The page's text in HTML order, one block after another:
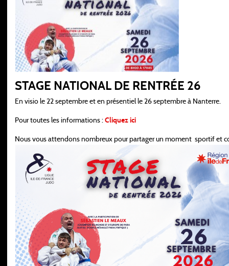
Horaires d'ouvertures :
Merci de nous contacter avant votre venue.
À ne pas manquer
Développement
Pôle espoir
Espace club
Pôle france
Paris 2024
Parajudo
Jujitsu
Grade
STAGE NATIONAL DE RENTRÉE 26
En visio le 22 septembre et en présentiel le 26 septembre à Nanterre.
Pour toutes les informations :Cliquez ici
Nous vous attendons nombreux pour partager un moment sportif et